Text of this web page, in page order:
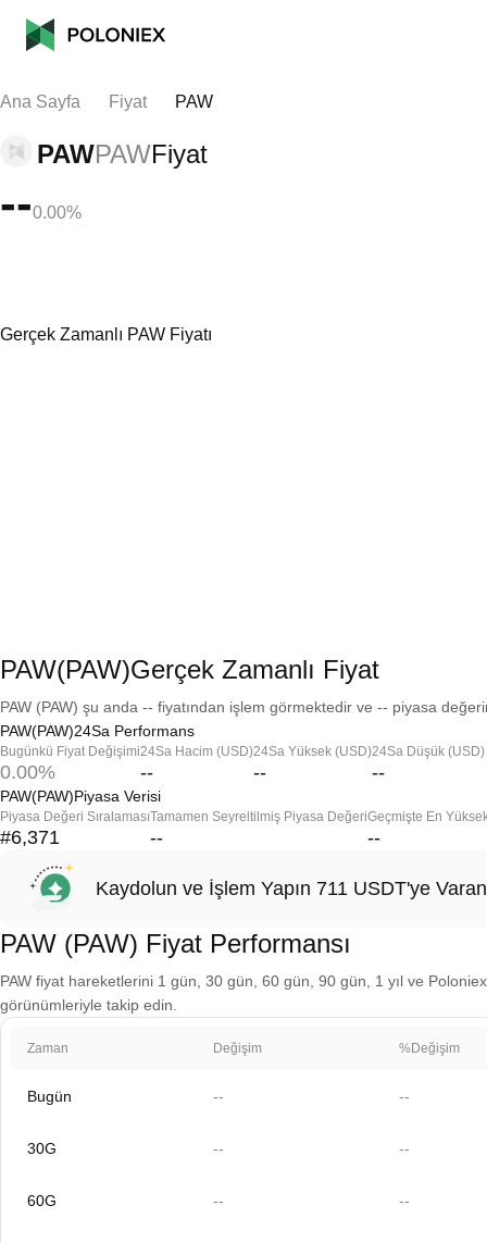
Ana Sayfa Fiyat PAW
PAWPAWFiyat
--0.00%
Gerçek Zamanlı PAW Fiyatı
PAW(PAW)Gerçek Zamanlı Fiyat
PAW (PAW) şu anda -- fiyatından işlem görmektedir ve -- piyasa
PAW(PAW)24Sa Performans
Bugünkü Fiyat Değişimi
0.00%
24Sa Hacim (USD)
--
24Sa Yüksek (USD)
--
24Sa Düşük (USD)
--
PAW(PAW)Piyasa Verisi
Piyasa Değeri Sıralaması
#6,371
Tamamen Seyreltilmiş Piyasa Değeri
--
Geçmişte En
--
Kaydolun ve İşlem Yapın 711 USDT'ye
PAW (PAW) Fiyat Performansı
PAW fiyat hareketlerini 1 gün, 30 gün, 60 gün, 90 gün, 1 yıl ve
görünümleriyle takip edin.
Zaman Değişim %Değişim
Bugün -- --
30G -- --
60G -- --